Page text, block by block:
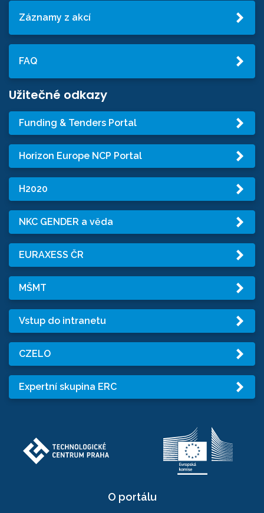
Záznamy z akcí
FAQ
Užitečné odkazy
Funding & Tenders Portal
Horizon Europe NCP Portal
H2020
NKC GENDER a věda
EURAXESS ČR
MŠMT
Vstup do intranetu
CZELO
Expertní skupina ERC
O portálu